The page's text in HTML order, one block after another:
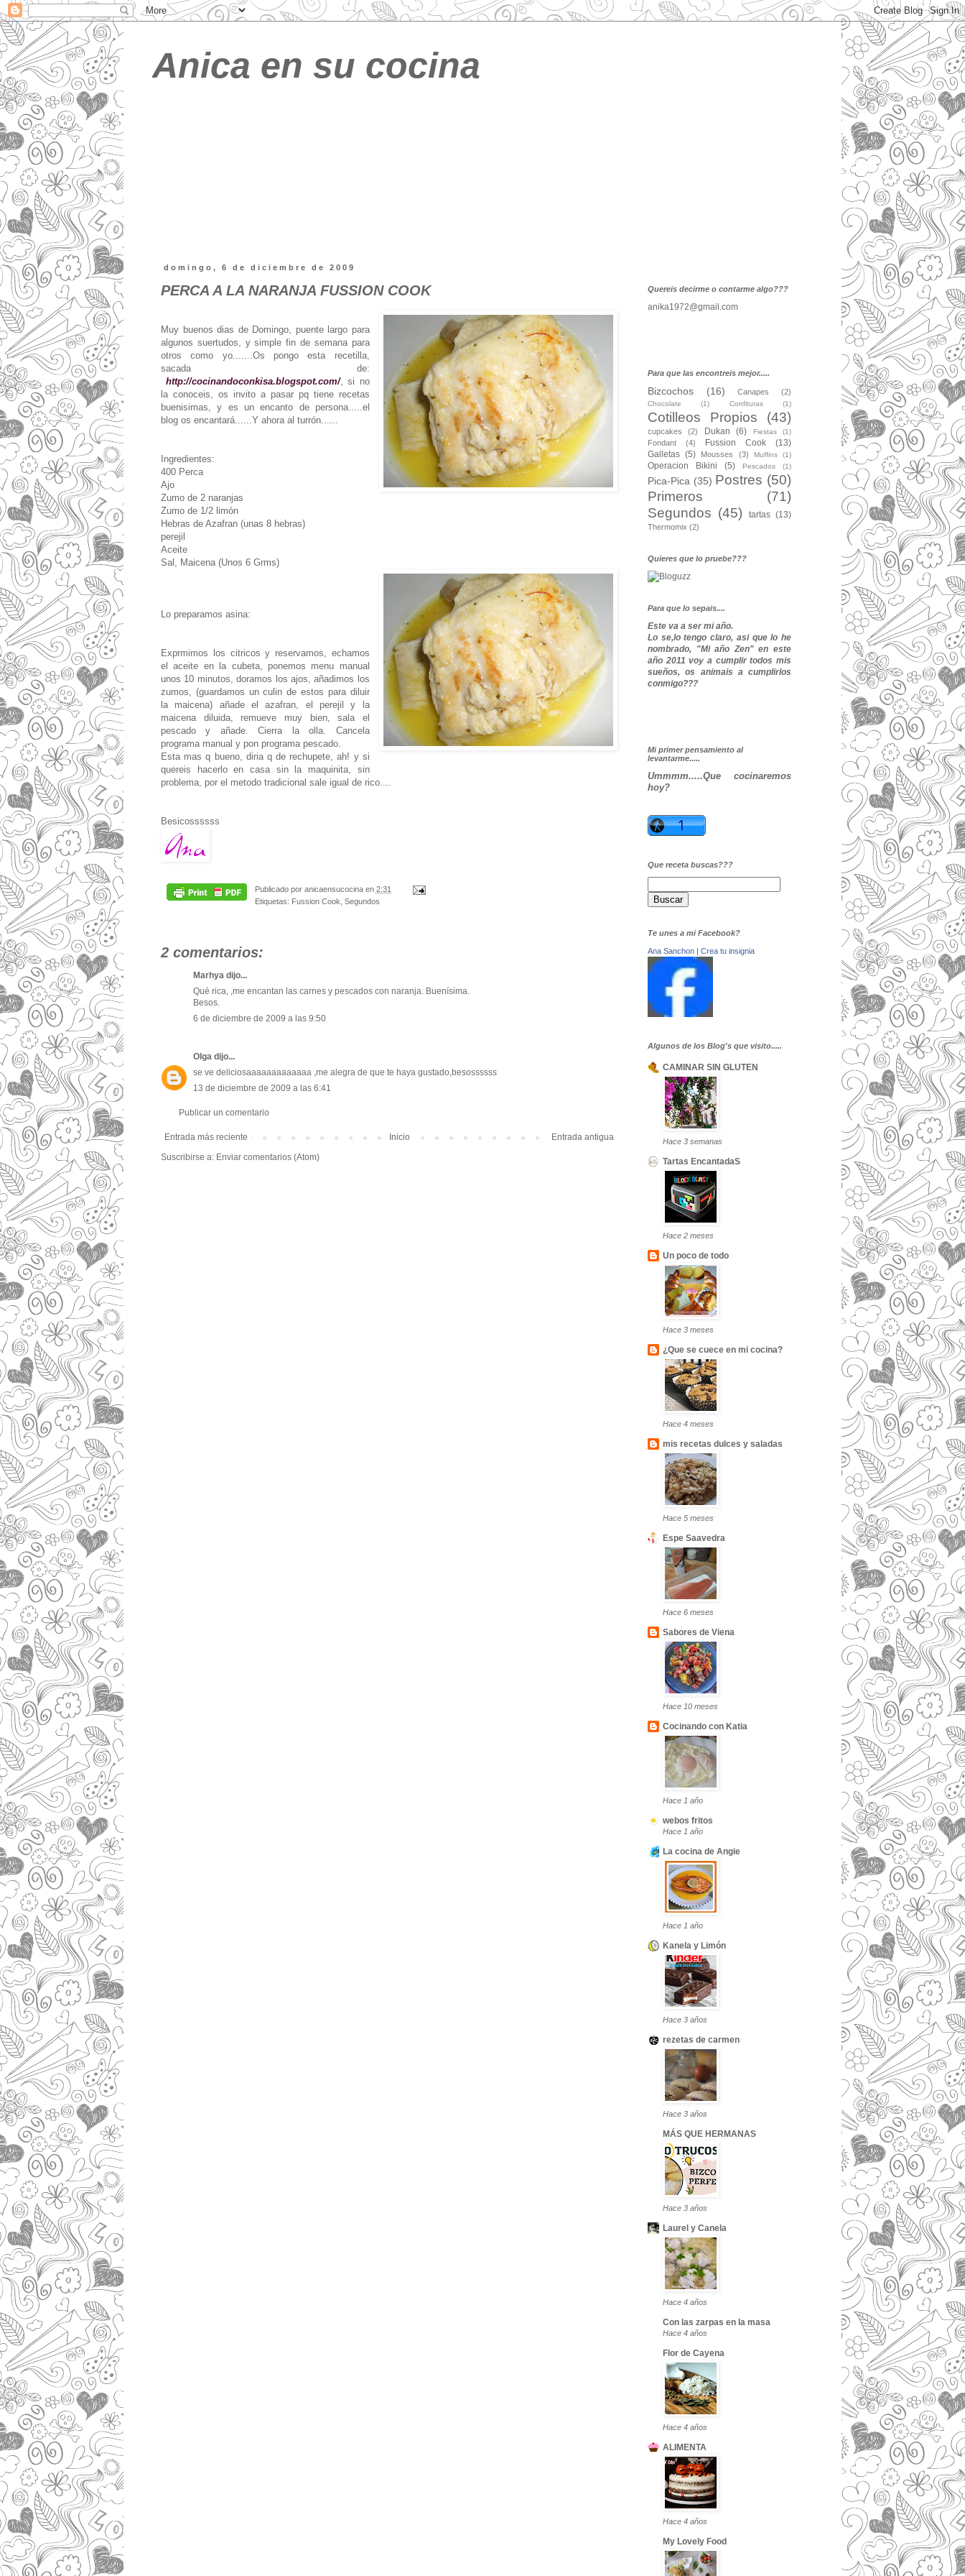
Anica en su cocina
domingo, 6 de diciembre de 2009
PERCA A LA NARANJA FUSSION COOK
Muy buenos dias de Domingo, puente largo para
algunos suertudos, y simple fin de semana para
otros como yo.......Os pongo esta recetilla,
sacada de:
http://cocinandoconkisa.blogspot.com/, si no
la conoceis, os invito a pasar pq tiene recetas
buenisimas, y es un encanto de persona.....el
blog os encantará......Y ahora al turrón......
Ingredientes:
400 Perca
Ajo
Zumo de 2 naranjas
Zumo de 1/2 limón
Hebras de Azafran (unas 8 hebras)
perejil
Aceite
Sal, Maicena (Unos 6 Grms)
Lo preparamos asina:
Exprmimos los citricos y reservamos, echamos
el aceite en la cubeta, ponemos menu manual
unos 10 minutos, doramos los ajos, añadimos los
zumos, (guardamos un culin de estos para diluir
la maicena) añade el azafran, el perejil y la
maicena diluida, remueve muy bien, sala el
pescado y añade. Cierra la olla. Cancela
programa manual y pon programa pescado.
Esta mas q bueno, diria q de rechupete, ah! y si
quereis hacerlo en casa sin la maquinita, sin
problema, por el metodo tradicional sale igual de rico....
Besicossssss
Publicado por anicaensucocina en 2:31
Etiquetas: Fussion Cook Segundos
2 comentarios:
Marhya dijo...
Qué rica, ,me encantan las carnes y pescados con naranja. Buenísima.
Besos.
6 de diciembre de 2009 a las 9:50
Olga dijo...
se ve deliciosaaaaaaaaaaaaa ,me alegra de que te haya gustado,besossssss
13 de diciembre de 2009 a las 6:41
Publicar un comentario
Entrada más reciente Entrada antigua
Inicio
Suscribirse a: Enviar comentarios (Atom)
Quereis decirme o contarme algo???
anika1972@gmail.com
Para que las encontreis mejor.....
Bizcochos (16) Canapes (2)
Chocolate (1) Confituras (1)
Cotilleos Propios (43)
cupcakes (2) Dukan (6) Fiestas (1)
Fondant (4) Fussion Cook
(13)
Galletas (5) Mousses (3) Muffins (1)
Operacion Bikini (5) Pescados (1)
Pica-Pica (35) Postres (50)
Primeros
(71)
Segundos (45) tartas (13)
Thermomix (2)
Quieres que lo pruebe???
Para que lo sepais....
Este va a ser mi año.
Lo se,lo tengo claro, asi que lo he
nombrado, "Mi año Zen" en este
año 2011 voy a cumplir todos mis
sueños, os animais a cumplirlos
conmigo???
Mi primer pensamiento al
levantarme.....
Ummmm.....Que cocinaremos
hoy?
Que receta buscas???
Te unes a mi Facebook?
Ana Sanchon | Crea tu insignia
Algunos de los Blog's que visito.....
CAMINAR SIN GLUTEN
Hace 3 semanas
Tartas EncantadaS
Hace 2 meses
Un poco de todo
Hace 3 meses
¿Que se cuece en mi cocina?
Hace 4 meses
mis recetas dulces y saladas
Hace 5 meses
Espe Saavedra
Hace 6 meses
Sabores de Viena
Hace 10 meses
Cocinando con Katia
Hace 1 año
webos fritos
Hace 1 año
La cocina de Angie
Hace 1 año
Kanela y Limón
Hace 3 años
rezetas de carmen
Hace 3 años
MÁS QUE HERMANAS
Hace 3 años
Laurel y Canela
Hace 4 años
Con las zarpas en la masa
Hace 4 años
Flor de Cayena
Hace 4 años
ALIMENTA
Hace 4 años
My Lovely Food